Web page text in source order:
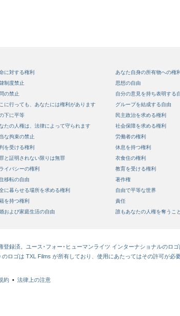
に対する権利
制度禁止
の禁止
に行っても、あなたには権利があります
下に平等
たの人権は、法律によって守られます
な拘束の禁止
を受ける権利
と証明されない限りは無罪
イバシーの権利
移転の自由
に暮らせる場所を求める権利
を持つ権利
および家庭生活の自由
あなた自身の所有物への権
思想の自由
自分の意見を持ち表明する
グループを結成する自由
民主政治を求める権利
社会保障を求める権利
労働者の権利
休息を持つ権利
衣食住の権利
教育を受ける権利
著作権
自由で平等な世界
責任
誰もあなたの人権を奪うこ
録済。ユース･フォー･ヒューマンライツ インターナショナルのロ
ロゴは TXL Films が所有しており、使用にあたってはその許可が必
約 • 法律上の注意